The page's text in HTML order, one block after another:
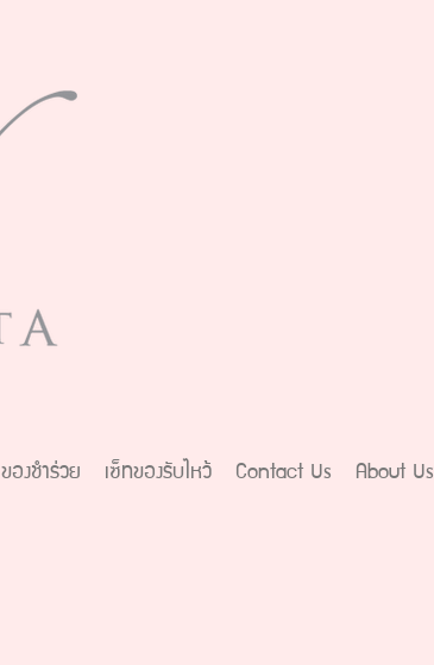
ของชำร่วย เซ็ทของรับไหว้ Contact Us About Us